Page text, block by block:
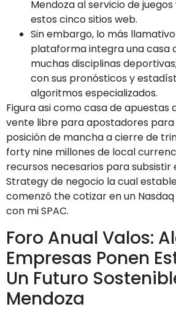
Mendoza al servicio de
estos cinco sitios web.
Sin embargo, lo más
plataforma integra una casa
muchas disciplinas
con sus pronósticos y
algoritmos especializados.
Figura asi como casa de apuestas
vente libre para apostadores para
posición de mancha a cierre de
forty nine millones de local
recursos necesarios para subsistir
Strategy de negocio la cual
comenzó the cotizar en un
con mi SPAC.
Foro Anual Valos:
Empresas Ponen
Un Futuro
Mendoza